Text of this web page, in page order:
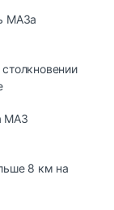
МАЗа
МАЗ
8 км на